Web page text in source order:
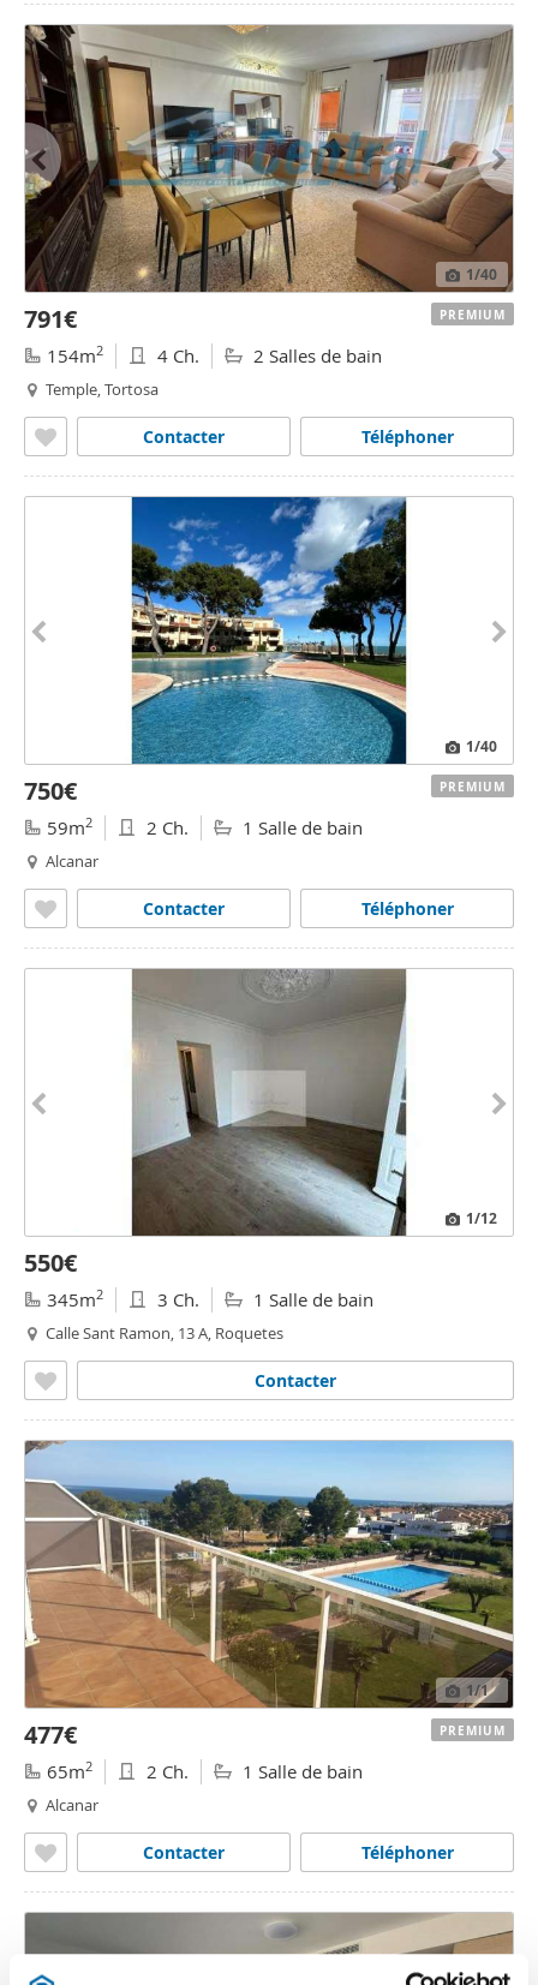
1/40
791€
154m2 4 Ch. 2 Salles de bain
Temple, Tortosa
Téléphoner
Contacter
PREMIUM
1/40
750€
59m2 2 Ch. 1 Salle de bain
Alcanar
Téléphoner
Contacter
PREMIUM
1/12
550€
345m2 3 Ch. 1 Salle de bain
Calle Sant Ramon, 13 A, Roquetes
Contacter
1/1
477€
65m2 2 Ch. 1 Salle de bain
Alcanar
Téléphoner
Contacter
PREMIUM